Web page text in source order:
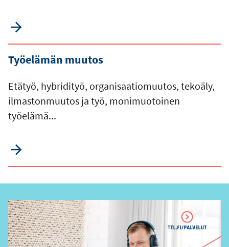
Työelämän muutos
Etätyö, hybridityö, organisaatiomuutos, tekoäly,
ilmastonmuutos ja työ, monimuotoinen
työelämä...